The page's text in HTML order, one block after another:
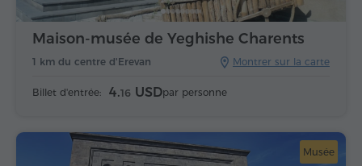
Montrer sur la carte
1 km du centre d'Erevan
Maison-musée de Yeghishe Charents
Billet d'entrée: 4.16 USDpar personne
Musée